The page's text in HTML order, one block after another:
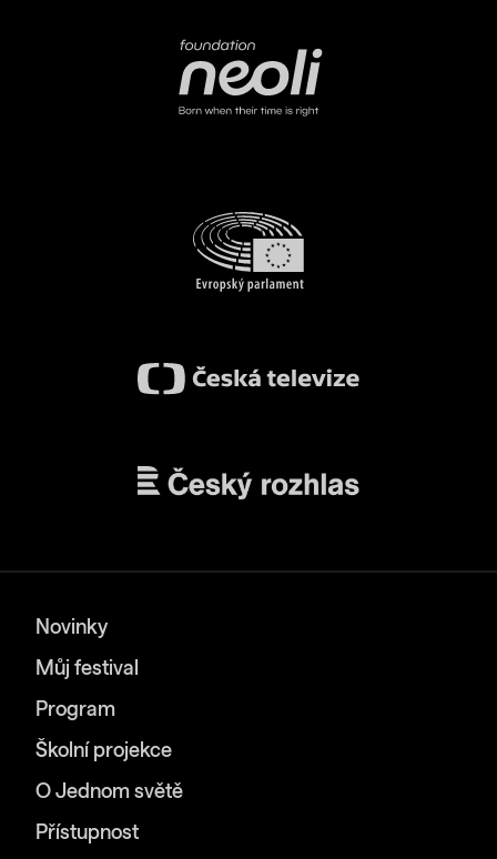
Novinky
Můj festival
Program
Školní projekce
O Jednom světě
Přístupnost